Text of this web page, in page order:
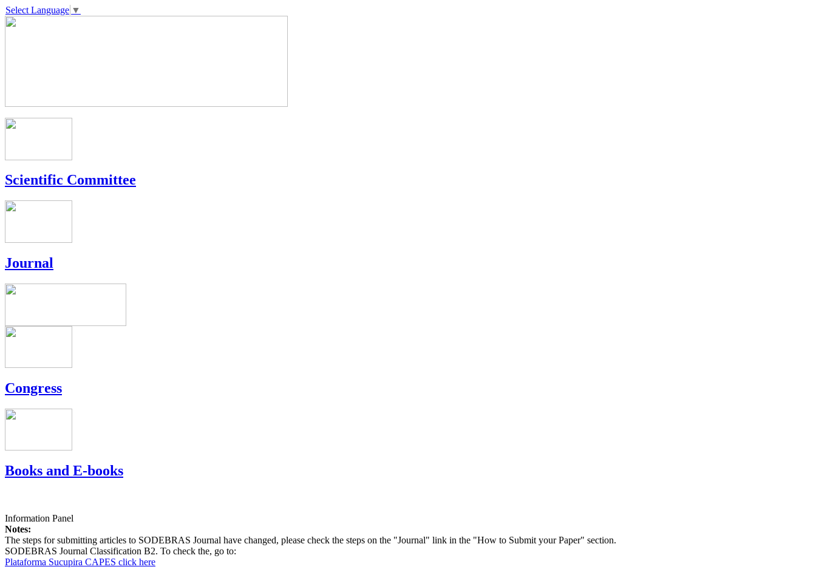
Select Language ▼
Scientific Committee
Journal
Congress
Books and E-books
Information Panel
Notes:
The steps for submitting articles to SODEBRAS Journal have changed, please check the steps on the "Journal" link in the "How to Submit your Paper" section.
SODEBRAS Journal Classification B2. To check the, go to:
Plataforma Sucupira CAPES click here